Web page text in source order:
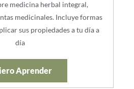
medicina herbal integral,
medicinales. Incluye formas
sus propiedades a tu día a
día
Aprender